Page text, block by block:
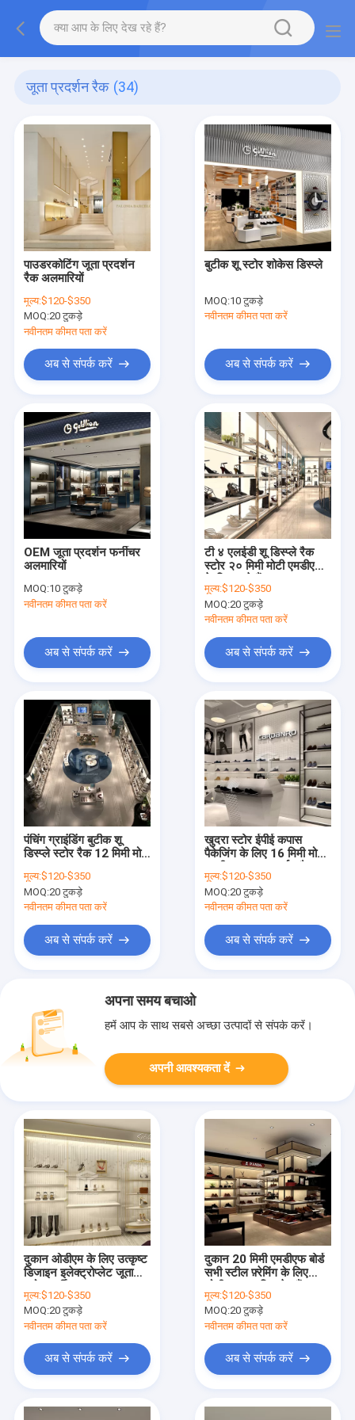
जूता प्रदर्शन रैक (34)
पाउडरकोटिंग जूता प्रदर्शन
रैक अलमारियों
मूल्य:$120-$350
MOQ:20 टुकड़े
नवीनतम कीमत पता करें
अब से संपर्क करें
बुटीक शू स्टोर शोकेस डिस्प्ले
MOQ:10 टुकड़े
नवीनतम कीमत पता करें
अब से संपर्क करें
OEM जूता प्रदर्शन फर्नीचर
अलमारियों
MOQ:10 टुकड़े
नवीनतम कीमत पता करें
अब से संपर्क करें
टी ४ एलईडी शू डिस्प्ले रैक
स्टोर २० मिमी मोटी एमडीएफ
मूल्य:$120-$350
MOQ:20 टुकड़े
नवीनतम कीमत पता करें
अब से संपर्क करें
पंचिंग ग्राइंडिंग बुटीक शू
डिस्प्ले स्टोर रैक 12 मिमी मोटा
मूल्य:$120-$350
MOQ:20 टुकड़े
नवीनतम कीमत पता करें
अब से संपर्क करें
खुदरा स्टोर ईपीई कपास
पैकेजिंग के लिए 16 मिमी मोटी
मूल्य:$120-$350
MOQ:20 टुकड़े
नवीनतम कीमत पता करें
अब से संपर्क करें
अपना समय बचाओ
हमें आप के साथ सबसे अच्छा उत्पादों से संपर्क करें।
अपनी आवश्यकता दें
दुकान ओडीएम के लिए उत्कृष्ट
डिजाइन इलेक्ट्रोप्लेट जूता
मूल्य:$120-$350
MOQ:20 टुकड़े
नवीनतम कीमत पता करें
अब से संपर्क करें
दुकान 20 मिमी एमडीएफ बोर्ड
सभी स्टील फ़्रेमिंग के लिए
मूल्य:$120-$350
MOQ:20 टुकड़े
नवीनतम कीमत पता करें
अब से संपर्क करें